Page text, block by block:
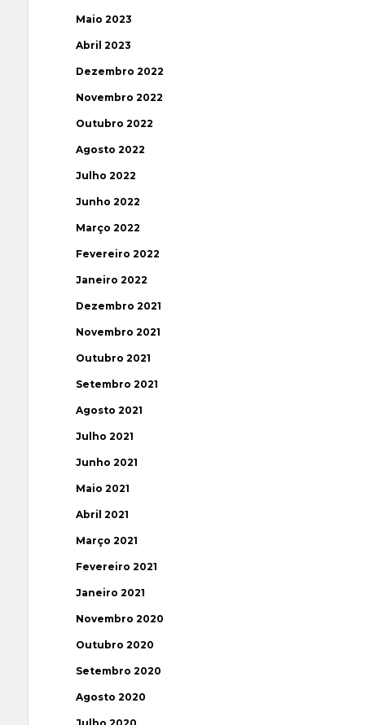
Maio 2023
Abril 2023
Dezembro 2022
Novembro 2022
Outubro 2022
Agosto 2022
Julho 2022
Junho 2022
Março 2022
Fevereiro 2022
Janeiro 2022
Dezembro 2021
Novembro 2021
Outubro 2021
Setembro 2021
Agosto 2021
Julho 2021
Junho 2021
Maio 2021
Abril 2021
Março 2021
Fevereiro 2021
Janeiro 2021
Novembro 2020
Outubro 2020
Setembro 2020
Agosto 2020